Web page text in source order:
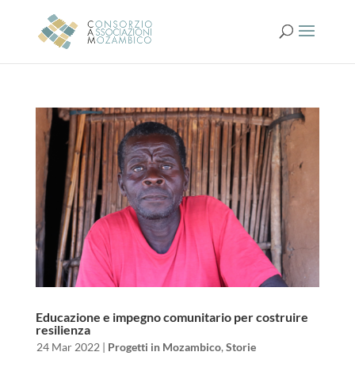
Educazione e impegno comunitario per costruire
resilienza
24 Mar 2022 | Progetti in Mozambico, Storie